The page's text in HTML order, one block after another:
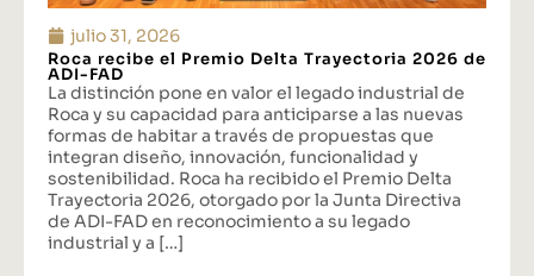
julio 31, 2026
Roca recibe el Premio Delta Trayectoria 2026 de
ADI-FAD
La distinción pone en valor el legado industrial de
Roca y su capacidad para anticiparse a las nuevas
formas de habitar a través de propuestas que
integran diseño, innovación, funcionalidad y
sostenibilidad. Roca ha recibido el Premio Delta
Trayectoria 2026, otorgado por la Junta Directiva
de ADI-FAD en reconocimiento a su legado
industrial y a […]